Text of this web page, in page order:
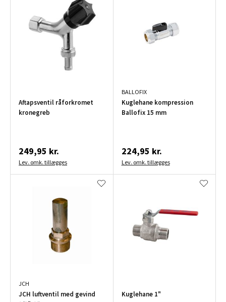
Aftapsventil råforkromet
kronegreb
249,95 kr.
Lev. omk. tillægges
BALLOFIX
Kuglehane kompression
Ballofix 15 mm
224,95 kr.
Lev. omk. tillægges
JCH
JCH luftventil med gevind
Kuglehane 1"